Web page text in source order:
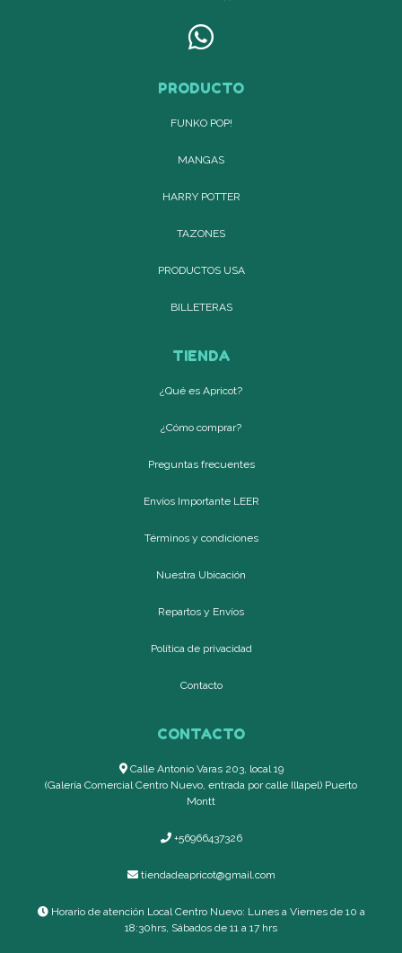
PRODUCTO
FUNKO POP!
MANGAS
HARRY POTTER
TAZONES
PRODUCTOS USA
BILLETERAS
TIENDA
¿Qué es Apricot?
¿Cómo comprar?
Preguntas frecuentes
Envíos Importante LEER
Términos y condiciones
Nuestra Ubicación
Repartos y Envíos
Política de privacidad
Contacto
CONTACTO
Calle Antonio Varas 203, local 19
(Galería Comercial Centro Nuevo, entrada por calle Illapel) Puerto
Montt
+56966437326
tiendadeapricot@gmail.com
Horario de atención Local Centro Nuevo: Lunes a Viernes de 10 a
18:30hrs, Sábados de 11 a 17 hrs